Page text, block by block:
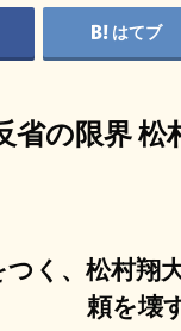
はてブ
省の限界
く、松村翔
頼を壊